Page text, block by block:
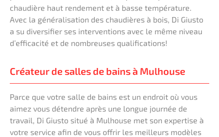
chaudière haut rendement et à basse température.
Avec la généralisation des chaudières à bois, Di Giusto
a su diversifier ses interventions avec le même niveau
d’efficacité et de nombreuses qualifications!
Créateur de salles de bains à Mulhouse
Parce que votre salle de bains est un endroit où vous
aimez vous détendre après une longue journée de
travail, Di Giusto situé à Mulhouse met son expertise à
votre service afin de vous offrir les meilleurs modèles